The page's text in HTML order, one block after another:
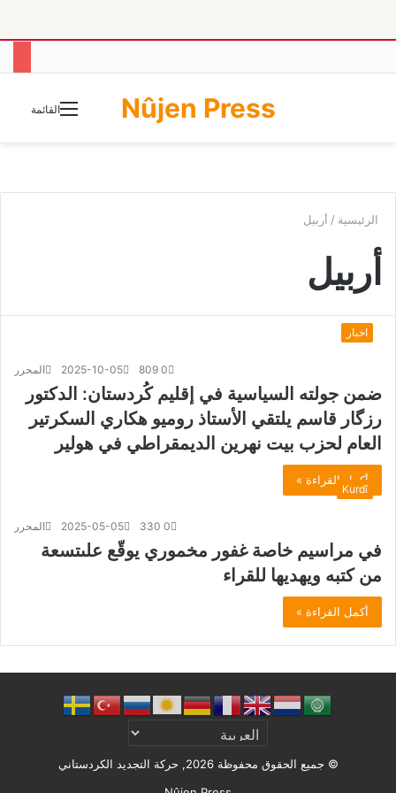
Nûjen Press القائمة
الرئيسية / أربيل
أربيل
اخبار
المحرر 2025-10-05 0
ضمن جولته السياسية في إقليم كُردستان: الدكتور
رزگار قاسم يلتقي الأستاذ روميو هكاري السكرتير
العام لحزب بيت نهرين الديمقراطي في هولير
أكمل القراءة »
Kurdî
المحرر 2025-05-05 0
في مراسيم خاصة غفور مخموري يوقّع علىتسعة
من كتبه ويهديها للقراء
أكمل القراءة »
© جميع الحقوق محفوظة 2026, حركة التجديد الكردستاني